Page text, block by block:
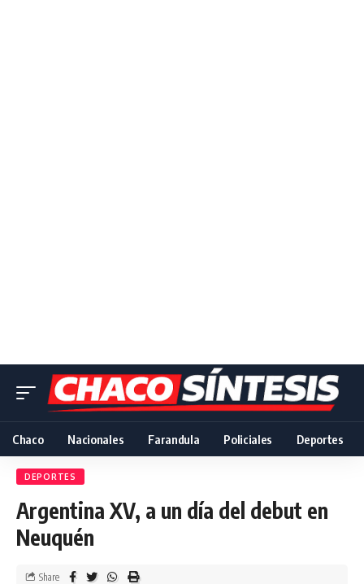
Chaco Nacionales Farandula Policiales Deportes
DEPORTES
Argentina XV, a un día del debut en
Neuquén
Share